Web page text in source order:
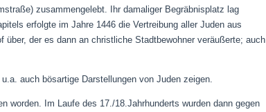
zusammengelebt. Ihr damaliger Begräbnisplatz lag
erfolgte im Jahre 1446 die Vertreibung aller Juden aus
der es dann an christliche Stadtbewohner veräußerte; auch
auch bösartige Darstellungen von Juden zeigen.
worden. Im Laufe des 17./18.Jahrhunderts wurden dann gegen